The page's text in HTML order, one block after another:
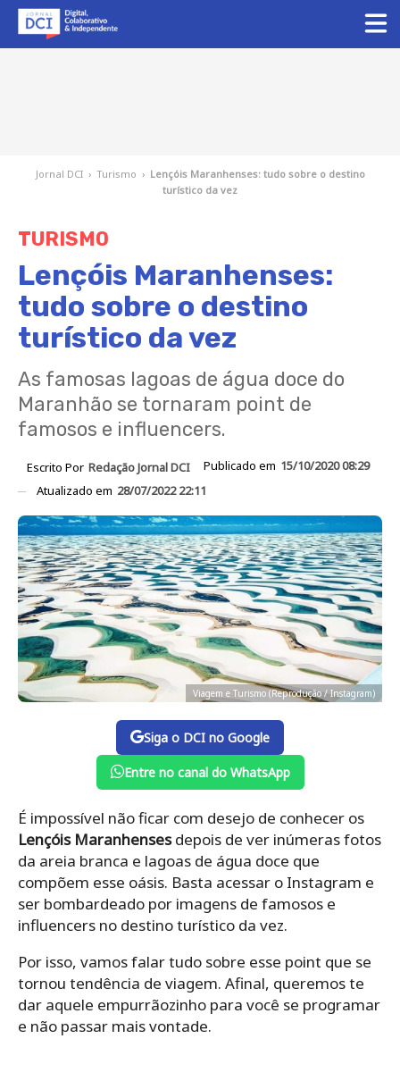
Jornal DCI › Turismo › Lençóis Maranhenses: tudo sobre o destino
turístico da vez
TURISMO
Lençóis Maranhenses:
tudo sobre o destino
turístico da vez
As famosas lagoas de água doce do
Maranhão se tornaram point de
famosos e influencers.
Escrito Por Redação Jornal DCI Publicado em 15/10/2020 08:29
Atualizado em 28/07/2022 22:11
Viagem e Turismo (Reprodução / Instagram)
Siga o DCI no Google
Entre no canal do WhatsApp
É impossível não ficar com desejo de conhecer os
Lençóis Maranhensesdepois de ver inúmeras fotos
da areia branca e lagoas de água doce que
compõem esse oásis. Basta acessar o Instagram e
ser bombardeado por imagens de famosos e
influencers no destino turístico da vez.
Por isso, vamos falar tudo sobre esse point que se
tornou tendência de viagem. Afinal, queremos te
dar aquele empurrãozinho para você se programar
e não passar mais vontade.